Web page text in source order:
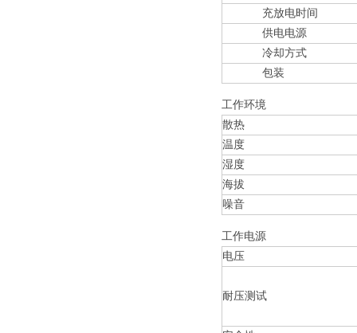
充放电时间
供电电源
冷却方式
包装
工作环境
散热
温度
湿度
海拔
噪音
工作电源
电压
耐压测试